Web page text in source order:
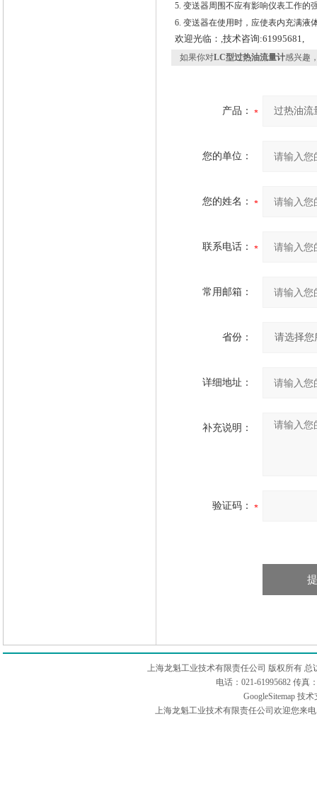
5. 变送器周围不应有影响仪表工作的
6. 变送器在使用时，应使表内充满液
欢迎光临：,技术咨询:61995681,
如果你对LC型过热油流量计感兴趣
产品：
您的单位：
您的姓名：
联系电话：
常用邮箱：
省份：
详细地址：
补充说明：
验证码：
上海龙魁工业技术有限责任公司 版权所有 总
电话：021-61995682 传真
GoogleSitemap技术
上海龙魁工业技术有限责任公司欢迎您来